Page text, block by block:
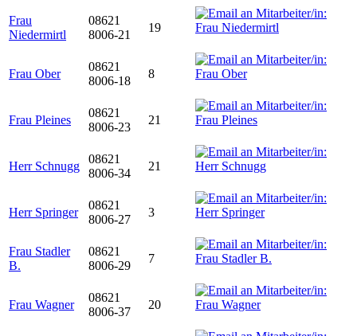
Frau
Niedermirtl
08621
8006-21
19
Frau Ober
08621
8006-18
8
Frau Pleines
08621
8006-23
21
Herr Schnugg
08621
8006-34
21
Herr Springer
08621
8006-27
3
Frau Stadler
B.
08621
8006-29
7
Frau Wagner
08621
8006-37
20